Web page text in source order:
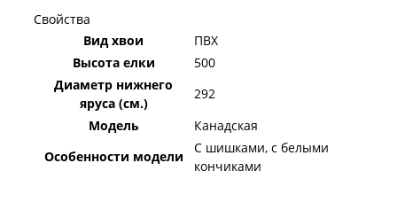
Свойства
Вид хвои
ПВХ
Высота елки
500
Диаметр нижнего
яруса (см.)
292
Модель
Канадская
Особенности модели
С шишками, с белыми
кончиками